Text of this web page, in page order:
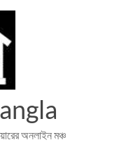
অনলাইন মঞ্চ